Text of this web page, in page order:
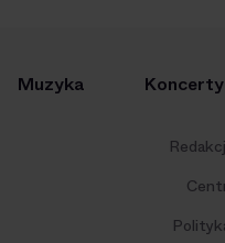
Muzyka Koncerty